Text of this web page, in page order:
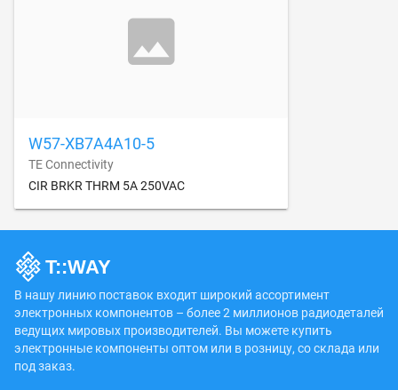
W57-XB7A4A10-5
TE Connectivity
CIR BRKR THRM 5A 250VAC
В нашу линию поставок входит широкий ассортимент
электронных компонентов – более 2 миллионов радиодеталей
ведущих мировых производителей. Вы можете купить
электронные компоненты оптом или в розницу, со склада или
под заказ.